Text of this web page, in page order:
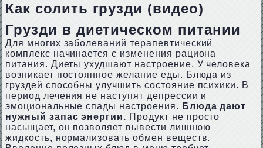
Как солить грузди (видео)
Грузди в диетическом питании
Для многих заболеваний терапевтический
комплекс начинается с изменения рациона
питания. Диеты ухудшают настроение. У человека
возникает постоянное желание еды. Блюда из
груздей способны улучшить состояние психики. В
период лечения не наступят депрессии и
эмоциональные спады настроения. Блюда дают
нужный запас энергии. Продукт не просто
насыщает, он позволяет вывести лишнюю
жидкость, нормализовать обмен веществ.